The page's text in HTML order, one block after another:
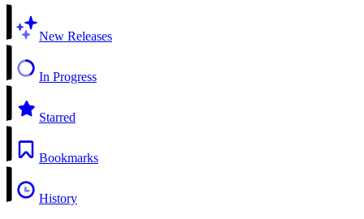
New Releases
In Progress
Starred
Bookmarks
History